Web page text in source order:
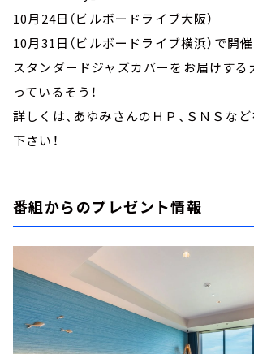
10月24日（ビルボードライブ大阪）
10月31日（ビルボードライブ横浜）で開催
スタンダードジャズカバーをお届けする
っているそう！
詳しくは、あゆみさんのＨＰ、ＳＮＳな
下さい！
番組からのプレゼント情報